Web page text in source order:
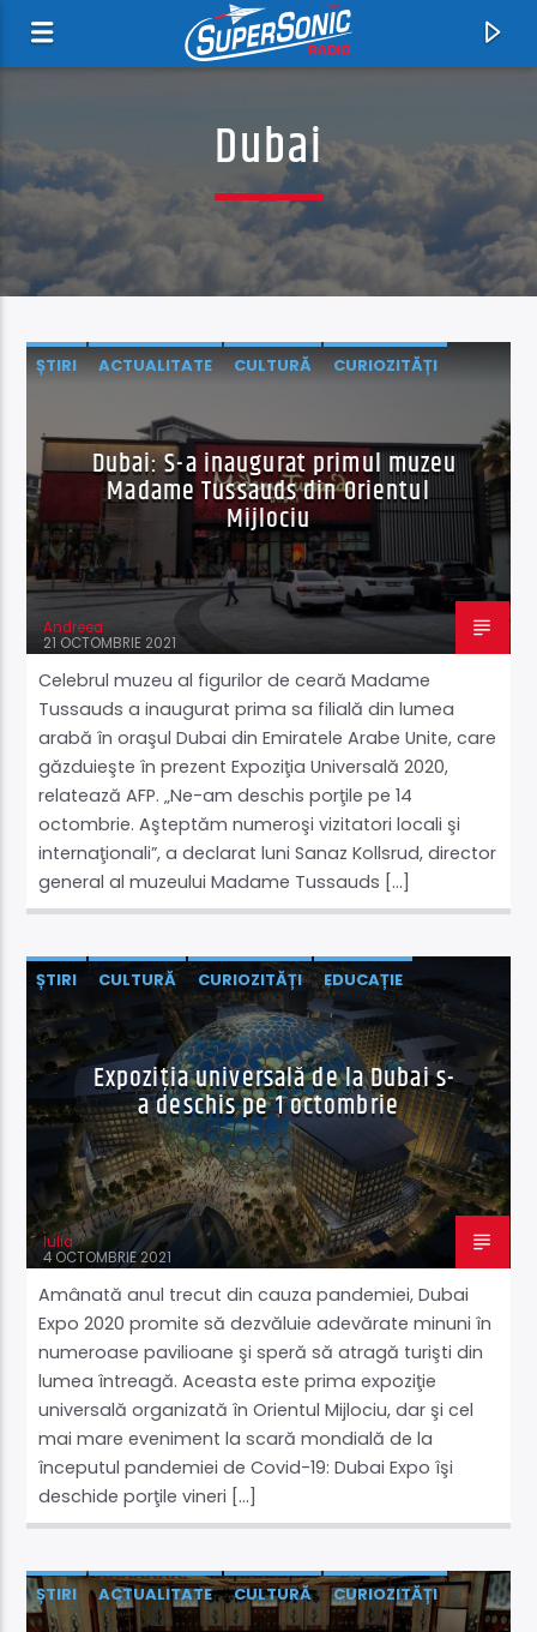
Acum
Teddy Bear
Elvis Presley
Acum
Takeoff
06:00 09:00
Supersonic Live
Dubai
ȘTIRI ACTUALITATE CULTURĂ
CURIOZITĂȚI
Dubai: S-a inaugurat primul muzeu
Madame Tussauds din Orientul
Mijlociu
Andreea
21 OCTOMBRIE 2021
Celebrul muzeu al figurilor de ceară Madame
Tussauds a inaugurat prima sa filială din lumea
arabă în oraşul Dubai din Emiratele Arabe Unite, care
găzduieşte în prezent Expoziţia Universală 2020,
relatează AFP. „Ne-am deschis porţile pe 14
octombrie. Aşteptăm numeroşi vizitatori locali şi
internaţionali”, a declarat luni Sanaz Kollsrud, director
general al muzeului Madame Tussauds […]
ȘTIRI CULTURĂ CURIOZITĂȚI
EDUCAȚIE
NATURĂ ȘI MEDIU
ȘTIINȚĂ ŞI TEHNOLOGIE
SUPERȘTIREA ZILEI
Expoziţia universală de la Dubai s-
a deschis pe 1 octombrie
Iulia
4 OCTOMBRIE 2021
Amânată anul trecut din cauza pandemiei, Dubai
Expo 2020 promite să dezvăluie adevărate minuni în
numeroase pavilioane şi speră să atragă turişti din
lumea întreagă. Aceasta este prima expoziţie
universală organizată în Orientul Mijlociu, dar şi cel
mai mare eveniment la scară mondială de la
începutul pandemiei de Covid-19: Dubai Expo îşi
deschide porţile vineri […]
ȘTIRI ACTUALITATE CULTURĂ CURIOZITĂȚI